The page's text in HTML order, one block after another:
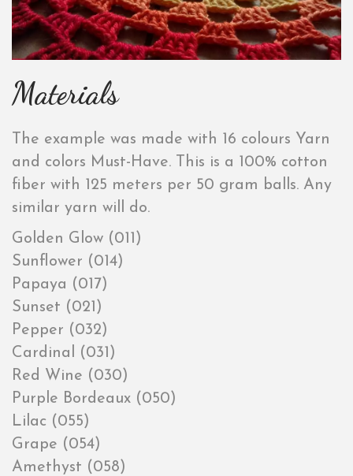
Materials
The example was made with 16 colours Yarn
and colors Must-Have. This is a 100% cotton
fiber with 125 meters per 50 gram balls. Any
similar yarn will do.
Golden Glow (011)
Sunflower (014)
Papaya (017)
Sunset (021)
Pepper (032)
Cardinal (031)
Red Wine (030)
Purple Bordeaux (050)
Lilac (055)
Grape (054)
Amethyst (058)